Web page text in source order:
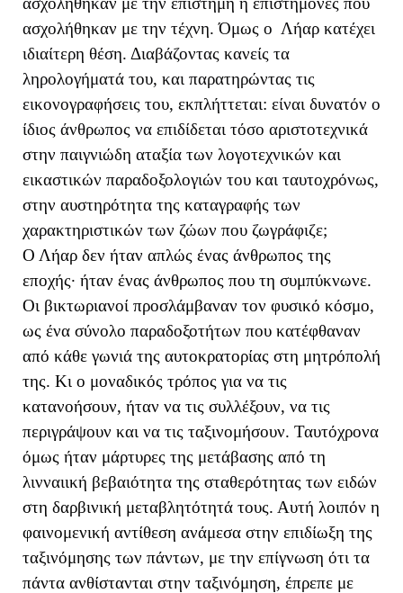
ασχολήθηκαν με την τέχνη. Όμως ο Λήαρ κατέχει
ιδιαίτερη θέση. Διαβάζοντας κανείς τα
ληρολογήματά του, και παρατηρώντας τις
εικονογραφήσεις του, εκπλήττεται: είναι δυνατόν ο
ίδιος άνθρωπος να επιδίδεται τόσο αριστοτεχνικά
στην παιγνιώδη αταξία των λογοτεχνικών και
εικαστικών παραδοξολογιών του και ταυτοχρόνως,
στην αυστηρότητα της καταγραφής των
χαρακτηριστικών των ζώων που ζωγράφιζε;
Ο Λήαρ δεν ήταν απλώς ένας άνθρωπος της
εποχής· ήταν ένας άνθρωπος που τη συμπύκνωνε.
Οι βικτωριανοί προσλάμβαναν τον φυσικό κόσμο,
ως ένα σύνολο παραδοξοτήτων που κατέφθαναν
από κάθε γωνιά της αυτοκρατορίας στη μητρόπολή
της. Κι ο μοναδικός τρόπος για να τις
κατανοήσουν, ήταν να τις συλλέξουν, να τις
περιγράψουν και να τις ταξινομήσουν. Ταυτόχρονα
όμως ήταν μάρτυρες της μετάβασης από τη
λινναιική βεβαιότητα της σταθερότητας των ειδών
στη δαρβινική μεταβλητότητά τους. Αυτή λοιπόν η
φαινομενική αντίθεση ανάμεσα στην επιδίωξη της
ταξινόμησης των πάντων, με την επίγνωση ότι τα
πάντα ανθίστανται στην ταξινόμηση, έπρεπε με